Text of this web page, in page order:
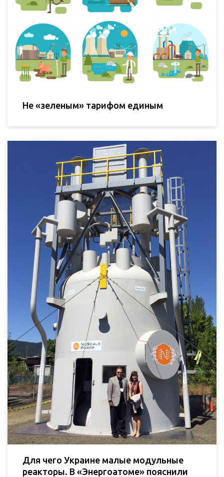
Не «зеленым» тарифом единым
Для чего Украине малые модульные
реакторы. В «Энергоатоме» пояснили